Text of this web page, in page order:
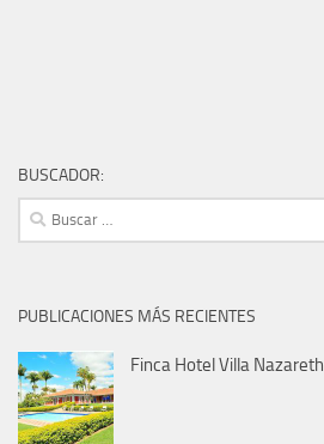
BUSCADOR:
Buscar:
PUBLICACIONES MÁS RECIENTES
Finca Hotel Villa Nazareth